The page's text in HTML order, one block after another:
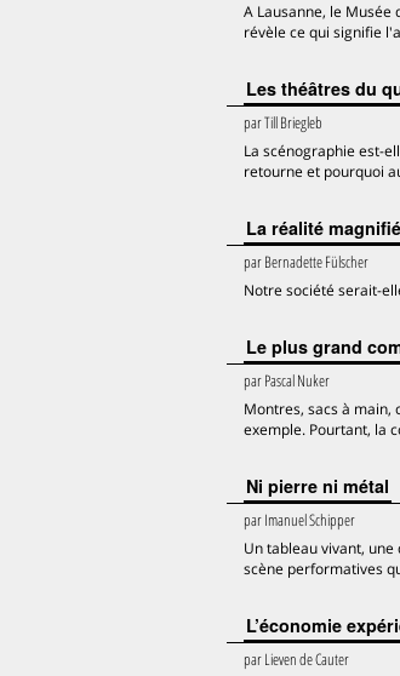
A Lausanne, le
révèle ce qui signifie
Les théâtres du
parTill Briegleb
La scénographie est-
retourne et pourquoi
La réalité
parBernadette Fülscher
Notre société serait-
Le plus grand
parPascal Nuker
Montres, sacs à main,
exemple. Pourtant, la
Ni pierre ni métal
parImanuel Schipper
Un tableau vivant,
scène performatives
L’économie
parLieven de Cauter